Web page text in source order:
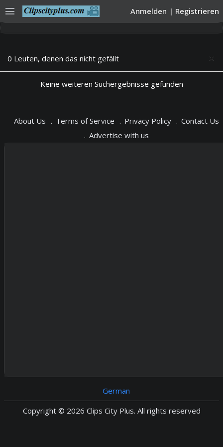
Anmelden | Registrieren
menu
close
0 Leuten, denen das nicht gefällt
Keine weiteren Suchergebnisse gefunden
About Us Terms of Service Privacy Policy
Contact Us
Advertise with us
German
Copyright © 2026 Clips City Plus. All rights reserved